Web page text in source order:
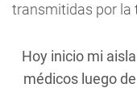
transmitidas por la
Hoy inicio mi
médicos luego